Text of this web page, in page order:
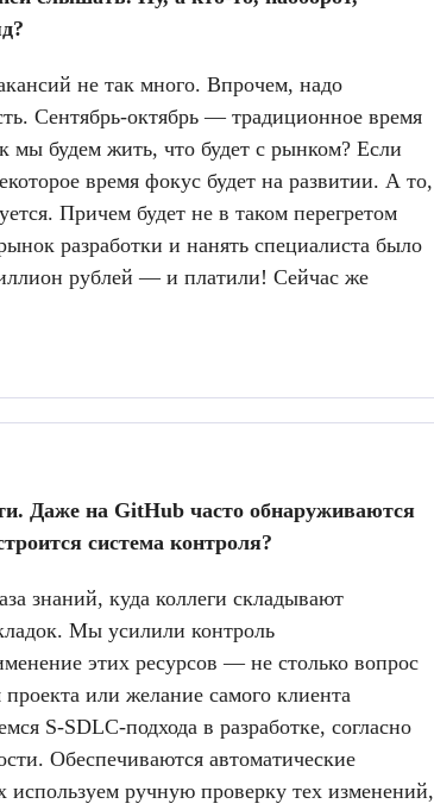
не так много. Впрочем, надо
Сентябрь-октябрь — традиционное время
мы будем жить, что будет с рынком? Если
время фокус будет на развитии. А то,
Причем будет не в таком перегретом
разработки и нанять специалиста было
рублей — и платили! Сейчас же
Даже на GitHub часто обнаруживаются
система контроля?
знаний, куда коллеги складывают
Мы усилили контроль
этих ресурсов — не столько вопрос
или желание самого клиента
S-SDLC-подхода в разработке, согласно
Обеспечиваются автоматические
используем ручную проверку тех изменений,